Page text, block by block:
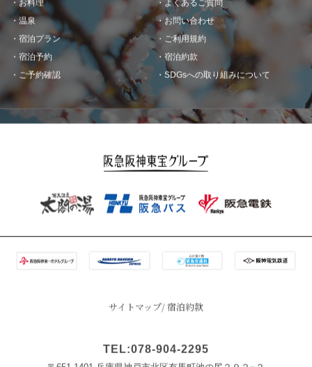
温泉
宿泊プラン
宿泊予約
ご予約確認
お問い合わせ
ご利用規約
宿泊約款
SDGsへの取り組みについて
サイトマップ 宿泊約款
TEL:078-904-2295